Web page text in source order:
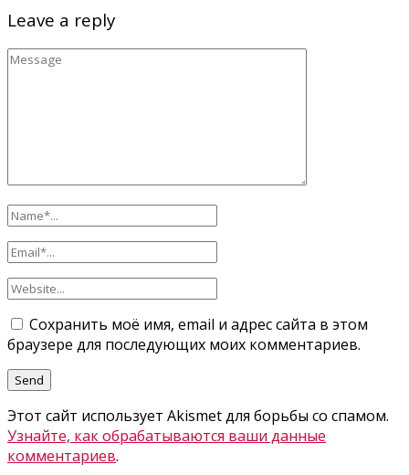
Leave a reply
Сохранить моё имя, email и адрес сайта в этом
браузере для последующих моих комментариев.
Этот сайт использует Akismet для борьбы со спамом.
Узнайте, как обрабатываются ваши данные
комментариев.